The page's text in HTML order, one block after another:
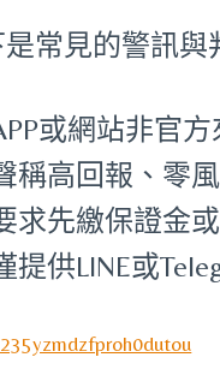
常見的警訊與
或網站非官
稱高回報、零
求先繳保證金
提供LINE或